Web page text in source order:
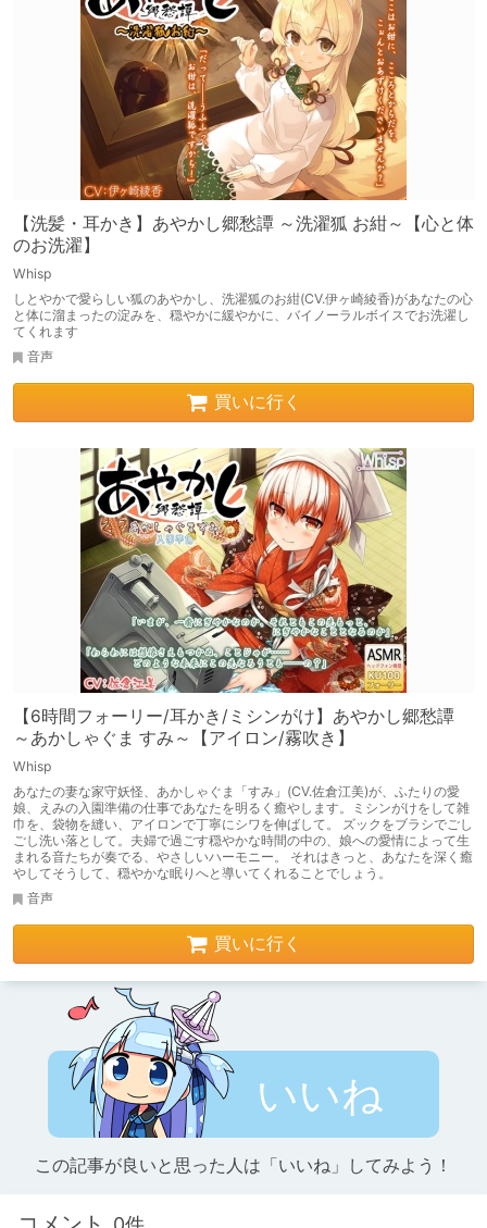
【洗髪・耳かき】あやかし郷愁譚 ～洗濯狐 お紺～【心と体
のお洗濯】
Whisp
しとやかで愛らしい狐のあやかし、洗濯狐のお紺(CV.伊ヶ崎綾香)があなたの心
と体に溜まったの淀みを、穏やかに緩やかに、バイノーラルボイスでお洗濯し
てくれます
音声
買いに行く
【6時間フォーリー/耳かき/ミシンがけ】あやかし郷愁譚
～あかしゃぐま すみ～【アイロン/霧吹き】
Whisp
あなたの妻な家守妖怪、あかしゃぐま「すみ」(CV.佐倉江美)が、ふたりの愛
娘、えみの入園準備の仕事であなたを明るく癒やします。ミシンがけをして雑
巾を、袋物を縫い、アイロンで丁寧にシワを伸ばして。 ズックをブラシでごし
ごし洗い落として。夫婦で過ごす穏やかな時間の中の、娘への愛情によって生
まれる音たちが奏でる、やさしいハーモニー。 それはきっと、あなたを深く癒
やしてそうして、穏やかな眠りへと導いてくれることでしょう。
音声
買いに行く
いいね
この記事が良いと思った人は「いいね」してみよう！